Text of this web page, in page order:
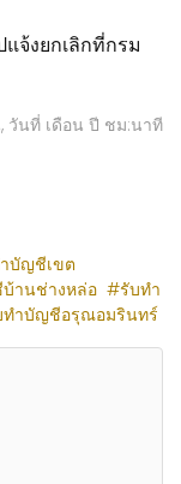
จ้งยกเลิกที่กรม
วันที่ เดือน ปี ชม:นาที
บัญชีเขต
านช่างหล่อ
รับทำ
ทำบัญชีอรุณอมรินทร์